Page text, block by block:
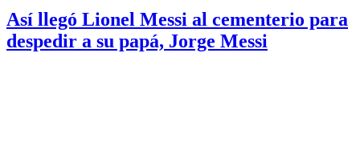
Así llegó Lionel Messi al cementerio para
despedir a su papá, Jorge Messi